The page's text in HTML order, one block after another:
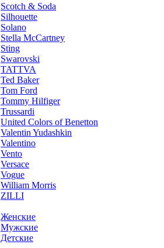
Scotch & Soda
Silhouette
Solano
Stella McCartney
Sting
Swarovski
TATTVA
Ted Baker
Tom Ford
Tommy Hilfiger
Trussardi
United Colors of Benetton
Valentin Yudashkin
Valentino
Vento
Versace
Vogue
William Morris
ZILLI
Женские
Мужские
Детские